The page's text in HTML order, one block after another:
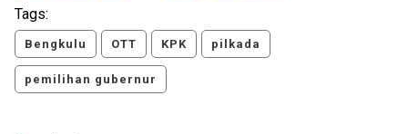
Tags:
Bengkulu OTT KPK pilkada
pemilihan gubernur